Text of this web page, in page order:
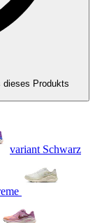
dieses Produkts
variant Schwarz